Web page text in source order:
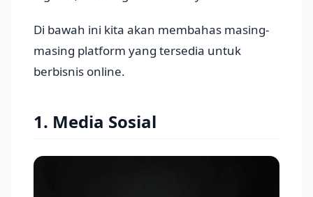
Di bawah ini kita akan membahas masing-
masing platform yang tersedia untuk
berbisnis online.
1. Media Sosial